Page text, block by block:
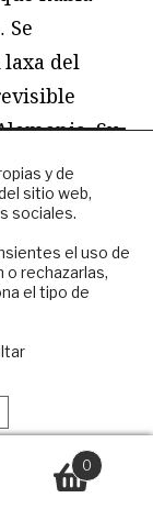
Se
del
Su
la paz
La
para
que el
creación
(al que
0
y de
sitio web,
sociales.
el uso de
o rechazarlas,
el tipo de
y